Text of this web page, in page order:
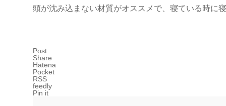
頭が沈み込まない材質がオススメで、寝ている時に
Post
Share
Hatena
Pocket
RSS
feedly
Pin it